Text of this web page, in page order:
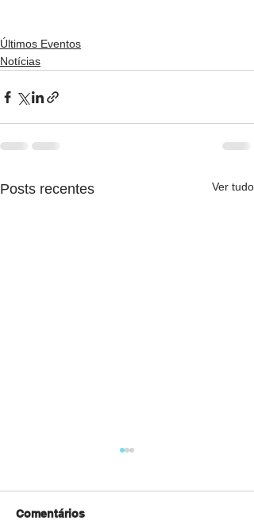
Últimos Eventos
Notícias
Posts recentes Ver tudo
Comentários